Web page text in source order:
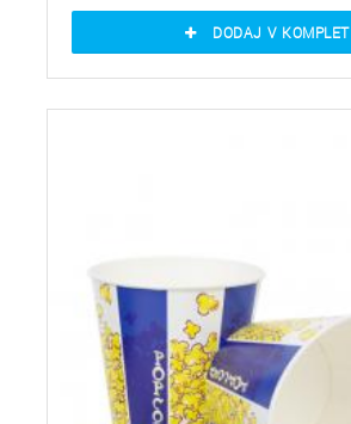
DODAJ V KOMPLET